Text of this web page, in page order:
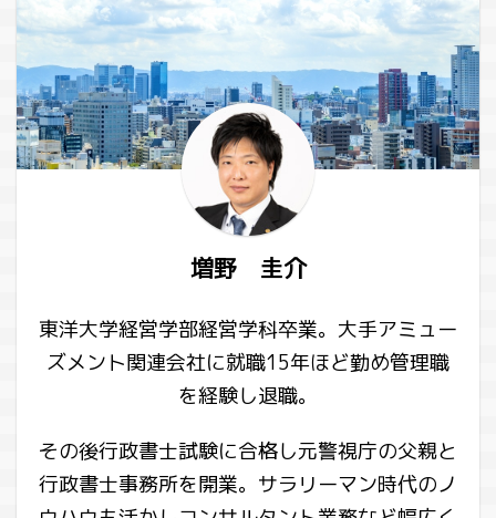
増野 圭介
東洋大学経営学部経営学科卒業。大手アミュー
ズメント関連会社に就職15年ほど勤め管理職
を経験し退職。
その後行政書士試験に合格し元警視庁の父親と
行政書士事務所を開業。サラリーマン時代のノ